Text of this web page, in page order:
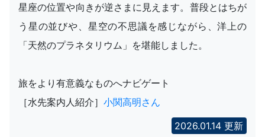
星座の位置や向きが逆さまに見えます。普段とはちが
う星の並びや、星空の不思議を感じながら、洋上の
「天然のプラネタリウム」を堪能しました。
旅をより有意義なものへナビゲート
［水先案内人紹介］ 小関高明さん
2026.01.14 更新